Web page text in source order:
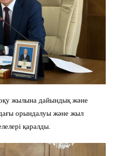
оқу жылына дайындық және
орындалуы және жыл
қаралды.